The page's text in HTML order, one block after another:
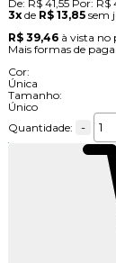
De: R$ 41,55 Por: R$
3xde R$ 13,85 sem
R$ 39,46 à vista no
Mais formas de
Cor:
Única
Tamanho:
Único
Quantidade:
-